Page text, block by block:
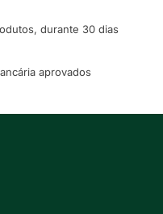
durante 30 dias
aprovados